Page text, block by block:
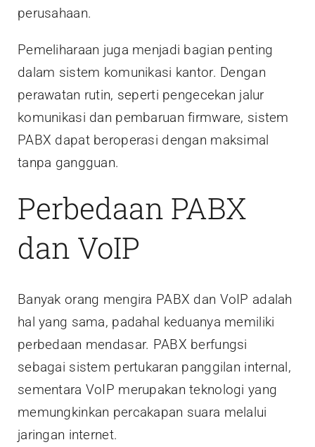
perusahaan.
Pemeliharaan juga menjadi bagian penting
dalam sistem komunikasi kantor. Dengan
perawatan rutin, seperti pengecekan jalur
komunikasi dan pembaruan firmware, sistem
PABX dapat beroperasi dengan maksimal
tanpa gangguan.
Perbedaan PABX
dan VoIP
Banyak orang mengira PABX dan VoIP adalah
hal yang sama, padahal keduanya memiliki
perbedaan mendasar. PABX berfungsi
sebagai sistem pertukaran panggilan internal,
sementara VoIP merupakan teknologi yang
memungkinkan percakapan suara melalui
jaringan internet.